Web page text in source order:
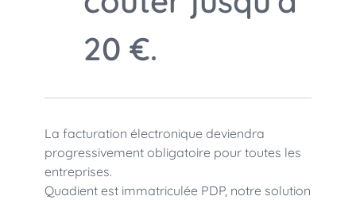
20 €.
La facturation électronique deviendra
progressivement obligatoire pour toutes les
entreprises.
Quadient est immatriculée PDP, notre solution